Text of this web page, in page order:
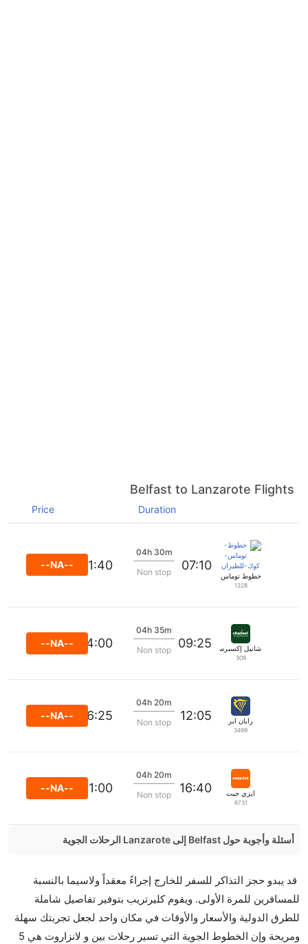
Belfast to Lanzarote Flights
Duration
Price
خطوط توماس كوك للطيران
1228
07:10
04h 30m
Non stop
11:40
--NA--
شانيل إكسبرس
309
09:25
04h 35m
Non stop
14:00
--NA--
رايان اير
3499
12:05
04h 20m
Non stop
16:25
--NA--
ايزي جيت
6731
16:40
04h 20m
Non stop
21:00
--NA--
أسئلة وأجوبة حول Belfast إلى Lanzarote الرحلات الجوية
مباشرة من إلىلانزاروت مما تستغرقه الخطوط الجوية
الأخرى؟
نعم. توفر كل من Vueling Airlines أسرع رحلات الطيران
على هذا الطريق،
قد يبدو حجز التذاكر للسفر للخارج إجراءً معقداً ولاسيما بالنسبة
للمسافرين للمرة الأولى. ويقوم كليرتريب بتوفير تفاصيل شاملة
للطرق الدولية والأسعار والأوقات في مكان واحد لجعل تجربتك سهلة
ومريحة وإن الخطوط الجوية التي تسير رحلات بين و لانزاروت هي 5